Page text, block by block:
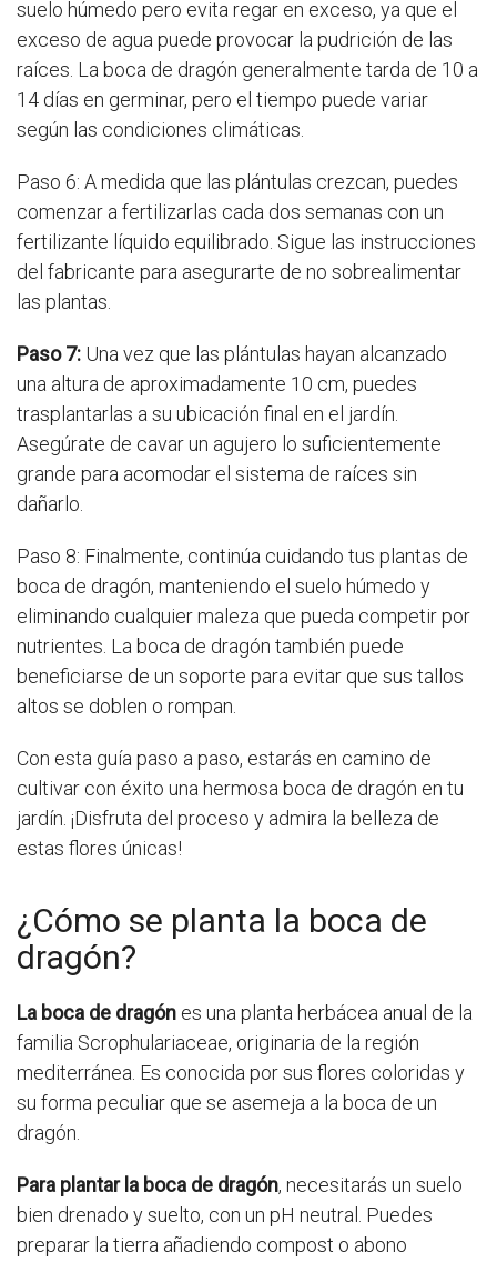
suelo húmedo pero evita regar en exceso, ya que el
exceso de agua puede provocar la pudrición de las
raíces. La boca de dragón generalmente tarda de 10 a
14 días en germinar, pero el tiempo puede variar
según las condiciones climáticas.
Paso 6: A medida que las plántulas crezcan, puedes
comenzar a fertilizarlas cada dos semanas con un
fertilizante líquido equilibrado. Sigue las instrucciones
del fabricante para asegurarte de no sobrealimentar
las plantas.
Paso 7: Una vez que las plántulas hayan alcanzado
una altura de aproximadamente 10 cm, puedes
trasplantarlas a su ubicación final en el jardín.
Asegúrate de cavar un agujero lo suficientemente
grande para acomodar el sistema de raíces sin
dañarlo.
Paso 8: Finalmente, continúa cuidando tus plantas de
boca de dragón, manteniendo el suelo húmedo y
eliminando cualquier maleza que pueda competir por
nutrientes. La boca de dragón también puede
beneficiarse de un soporte para evitar que sus tallos
altos se doblen o rompan.
Con esta guía paso a paso, estarás en camino de
cultivar con éxito una hermosa boca de dragón en tu
jardín. ¡Disfruta del proceso y admira la belleza de
estas flores únicas!
¿Cómo se planta la boca de
dragón?
La boca de dragón es una planta herbácea anual de la
familia Scrophulariaceae, originaria de la región
mediterránea. Es conocida por sus flores coloridas y
su forma peculiar que se asemeja a la boca de un
dragón.
Para plantar la boca de dragón, necesitarás un suelo
bien drenado y suelto, con un pH neutral. Puedes
preparar la tierra añadiendo compost o abono